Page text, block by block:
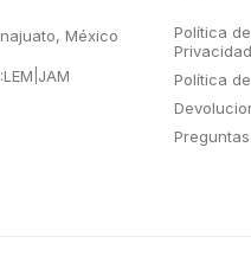
Ver sucursales y contacto
México
LEM JAM
Política
Privacidad
Política